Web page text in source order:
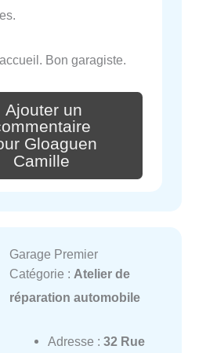
Bon garagiste.
Ajouter un
Gloaguen
Camille
Garage Premier
Catégorie : Atelier de
réparation automobile
Adresse : 32 Rue